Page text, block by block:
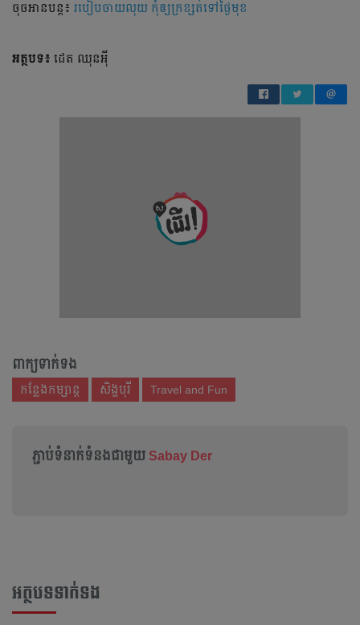
ចុចអានបន្ត៖ របៀប​​ចាយ​លុយ​ កុំ​​ឲ្យ​ក្រ​ខ្សត់​ទៅ​ថ្ងៃ​មុខ
អត្ថបទ៖ ដេត ឈុនអ៉ី
ពាក្យទាក់ទង
កន្លែង​កម្សាន្ត សិង្ហបុរី Travel and Fun
ភ្ជាប់ទំនាក់ទំនងជាមួយ Sabay Der
អត្ថបទទាក់ទង